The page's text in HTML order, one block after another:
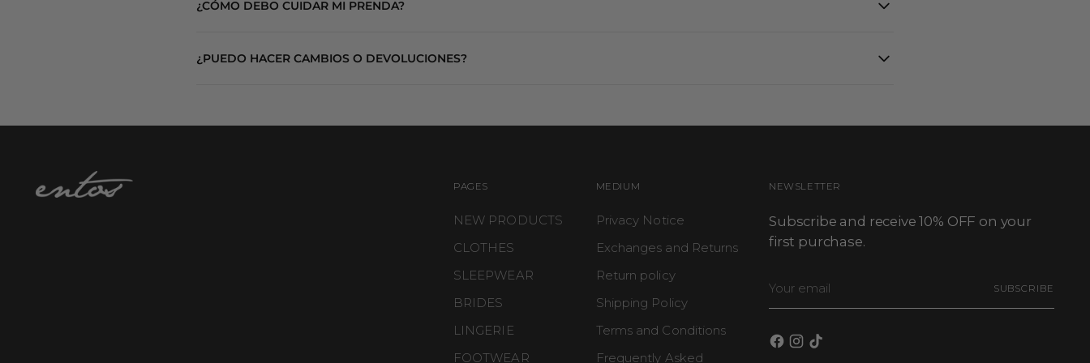
¿CÓMO DEBO CUIDAR MI PRENDA?
¿PUEDO HACER CAMBIOS O DEVOLUCIONES?
Para más información, consulta nuestra Política de Cambios y Devoluciones.
PAGES
NEW PRODUCTS
CLOTHES
SLEEPWEAR
BRIDES
LINGERIE
FOOTWEAR
MEDIUM
Privacy Notice
Exchanges and Returns
Return policy
Shipping Policy
Terms and Conditions
Frequently Asked
NEWSLETTER
Subscribe and receive 10% OFF on your
first purchase.
email
SUBSCRIBE